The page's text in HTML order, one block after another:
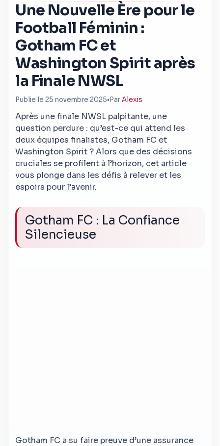
Une Nouvelle Ère pour le
Football Féminin :
Gotham FC et
Washington Spirit après
la Finale NWSL
Publie le 25 novembre 2025• ParAlexis
Après une finale NWSL palpitante, une
question perdure : qu’est-ce qui attend les
deux équipes finalistes, Gotham FC et
Washington Spirit ? Alors que des décisions
cruciales se profilent à l’horizon, cet article
vous plonge dans les défis à relever et les
espoirs pour l’avenir.
Gotham FC : La Confiance
Silencieuse
Gotham FC a su faire preuve d’une assurance